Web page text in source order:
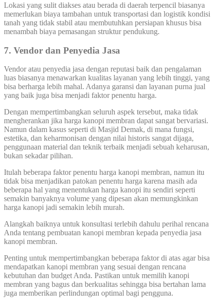
Lokasi yang sulit diakses atau berada di daerah terpencil biasanya
memerlukan biaya tambahan untuk transportasi dan logistik kondisi
tanah yang tidak stabil atau membutuhkan persiapan khusus bisa
menambah biaya pemasangan struktur pendukung.
7. Vendor dan Penyedia Jasa
Vendor atau penyedia jasa dengan reputasi baik dan pengalaman
luas biasanya menawarkan kualitas layanan yang lebih tinggi, yang
bisa berharga lebih mahal. Adanya garansi dan layanan purna jual
yang baik juga bisa menjadi faktor penentu harga.
Dengan mempertimbangkan seluruh aspek tersebut, maka tidak
mengherankan jika harga kanopi membran dapat sangat bervariasi.
Namun dalam kasus seperti di Masjid Demak, di mana fungsi,
estetika, dan keharmonisan dengan nilai historis sangat dijaga,
penggunaan material dan teknik terbaik menjadi sebuah keharusan,
bukan sekadar pilihan.
Itulah beberapa faktor penentu harga kanopi membran, namun itu
tidak bisa menjadikan patokan penentu harga karena masih ada
beberapa hal yang menentukan harga kanopi itu sendiri seperti
semakin banyaknya volume yang dipesan akan memungkinkan
harga kanopi jadi semakin lebih murah.
Alangkah baiknya untuk konsultasi terlebih dahulu perihal rencana
Anda tentang pembuatan kanopi membran kepada penyedia jasa
kanopi membran.
Penting untuk mempertimbangkan beberapa faktor di atas agar bisa
mendapatkan kanopi membran yang sesuai dengan rencana
kebutuhan dan budget Anda. Pastikan untuk memilih kanopi
membran yang bagus dan berkualitas sehingga bisa bertahan lama
juga memberikan perlindungan optimal bagi pengguna.